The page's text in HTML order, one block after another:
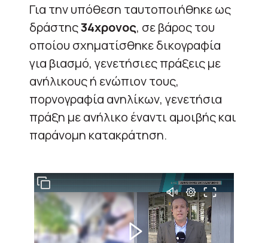
Για την υπόθεση ταυτοποιήθηκε ως
δράστης34χρονος, σε βάρος του
οποίου σχηματίσθηκε δικογραφία
για βιασμό, γενετήσιες πράξεις με
ανήλικους ή ενώπιον τους,
πορνογραφία ανηλίκων, γενετήσια
πράξη με ανήλικο έναντι αμοιβής και
παράνομη κατακράτηση.